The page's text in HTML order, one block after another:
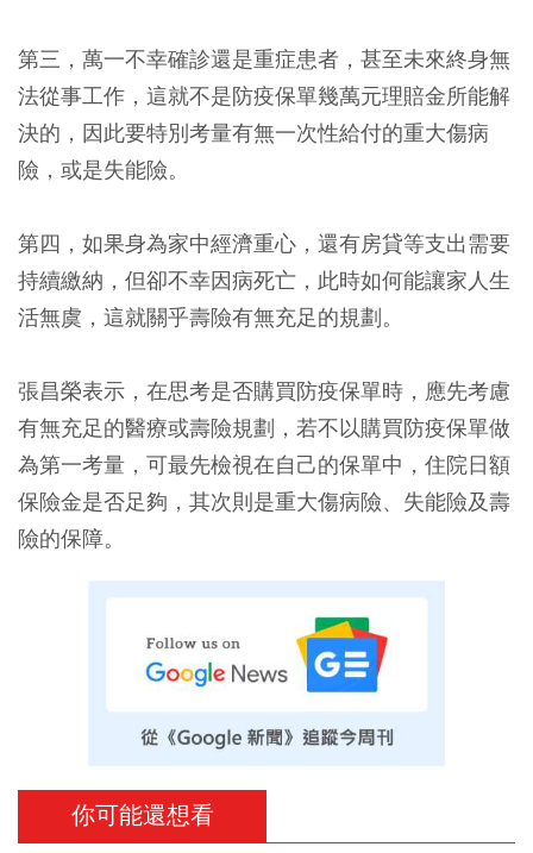
第三，萬一不幸確診還是重症患者，甚至未來終身無
法從事工作，這就不是防疫保單幾萬元理賠金所能解
決的，因此要特別考量有無一次性給付的重大傷病
險，或是失能險。
第四，如果身為家中經濟重心，還有房貸等支出需要
持續繳納，但卻不幸因病死亡，此時如何能讓家人生
活無虞， 這就關乎壽險有無充足的規劃。
張昌榮表示，在思考是否購買防疫保單時，應先考慮
有無充足的醫療或壽險規劃，若不以購買防疫保單做
為第一考量，可最先檢視在自己的保單中， 住院日額
保險金是否足夠，其次則是重大傷病險、失能險及壽
險的保障。
你可能還想看